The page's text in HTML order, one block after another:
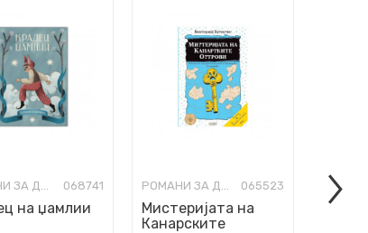
РОМАНИ ЗА ДЕЦА 068741
на џамлии
РОМАНИ ЗА ДЕЦА 065523
Мистеријата на
Канарските